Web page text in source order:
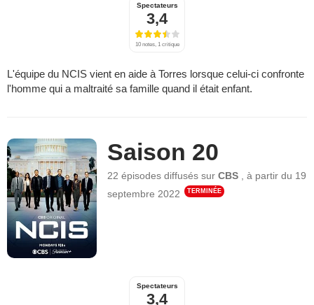
Spectateurs
3,4
10 notes, 1 critique
L'équipe du NCIS vient en aide à Torres lorsque celui-ci confronte
l'homme qui a maltraité sa famille quand il était enfant.
Saison 20
22 épisodes diffusés surCBS ,à partir du 19
septembre 2022
TERMINÉE
Spectateurs
3,4